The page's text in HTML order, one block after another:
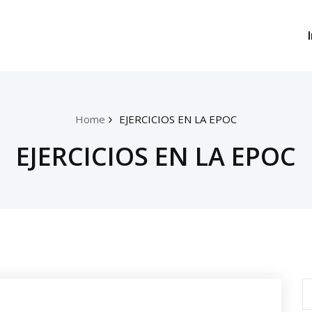
Home EJERCICIOS EN LA EPOC
EJERCICIOS EN LA EPOC